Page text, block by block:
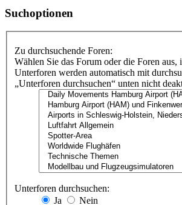
Suchoptionen
Zu durchsuchende Foren:
Wählen Sie das Forum oder die Foren aus,
Unterforen werden automatisch mit
„Unterforen durchsuchen“ unten nicht
Unterforen durchsuchen:
Ja
Nein